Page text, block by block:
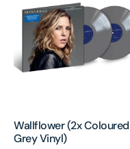
Coloured
Grey
Vinyl)
Wallflower (2x Coloured
Grey Vinyl)